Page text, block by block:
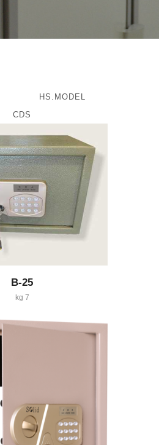
HS.MODEL
CDS
B-25
7 kg